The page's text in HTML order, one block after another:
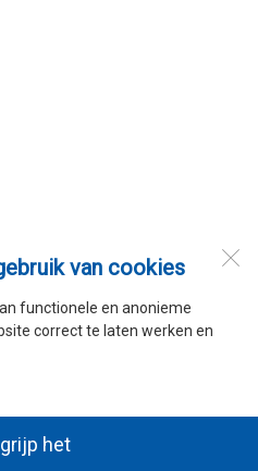
van cookies
functionele en anonieme
correct te laten werken en
het